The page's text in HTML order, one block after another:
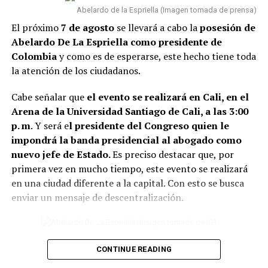
objetos rotos o dañados. Cosas como espejos partidos,
relojes que no funcionan o electrodomésticos sin
funcionamiento suelen asociarse con el estancamiento y
la dificultad para avanzar.
2. También se recomienda deshacerse de la ropa que
espacio innecesario en el closet, conservar estas
prendas pueden dificultar la sensación de renovación
del ambiente.
Lee también: Conoce todos los detalles de cómo
será la posesión presidencial de Abelardo de la
Espriella
Conservarlas puede significar perder vitalidad.
Abelardo de la Espriella (Imagen tomada de prensa)
El próximo7 de agostose llevará a cabo laposesión de
Abelardo De La Espriella como presidente de
Colombiay como es de esperarse, este hecho tiene toda
la atención de los ciudadanos.
Cabe señalar que el evento se realizará en Cali, en el
Arena de la Universidad Santiago de Cali, a las 3:00
p. m. Y será el presidente del Congreso quien le
impondrá la banda presidencial al abogado como
nuevo jefe de Estado.Es preciso destacar que, por
primera vez en mucho tiempo, este evento se realizará
en una ciudad diferente a la capital. Con esto se busca
enviar un mensaje de descentralización.
CONTINUE READING